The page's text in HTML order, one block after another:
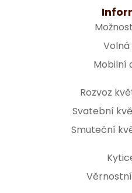
Mobilní
Rozvoz
Svatební
Smuteční